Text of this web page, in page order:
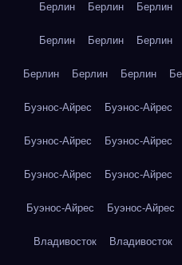
Берлин Берлин Берлин
Берлин Берлин Берлин
Берлин Берлин Берлин
Буэнос-Айрес Буэнос-Айрес
Буэнос-Айрес Буэнос-Айрес
Буэнос-Айрес Буэнос-Айрес
Буэнос-Айрес Буэнос-Айрес
Владивосток Владивосток